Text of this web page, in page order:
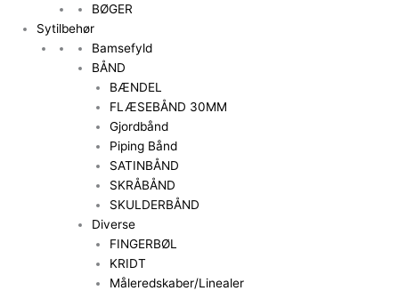
BØGER
Sytilbehør
Bamsefyld
BÅND
BÆNDEL
FLÆSEBÅND 30MM
Gjordbånd
Piping Bånd
SATINBÅND
SKRÅBÅND
SKULDERBÅND
Diverse
FINGERBØL
KRIDT
Måleredskaber/Linealer